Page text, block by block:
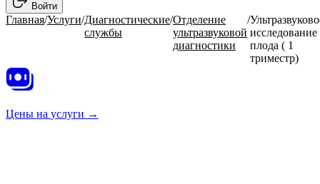
Войти
Главная/Услуги/Диагностические
службы
/Отделение
ультразвуковой
диагностики
/
исследование
плода ( 1
триместр)
Цены на услуги →